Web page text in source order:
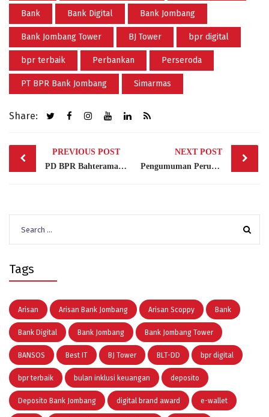
Bank Bank Digital Bank Jombang
Bank Jombang Tower BJ Tower bpr digital
bpr terbaik Perbankan Perseroda
PT BPR Bank Jombang Simarmas
Share:
Post
navigation
PREVIOUS POST
PD BPR Bahteramas Kendari Kunjungi Bank Jombang untuk Sinergi KURDA dan ATM Cardless
NEXT POST
Pengumuman Perubahan Nomenklatur PT. BPR Bank Jombang Perseroda
for:
Tags
Arisan Arisan Bank Jombang Arisan Scoppy Bank
Bank Digital Bank Jombang Bank Jombang Tower
BANSOS Best IT BJ Tower BLT-DD bpr digital
bpr terbaik bulan inklusi keuangan deposito
Deposito Bank Jombang digital brand award e-wallet